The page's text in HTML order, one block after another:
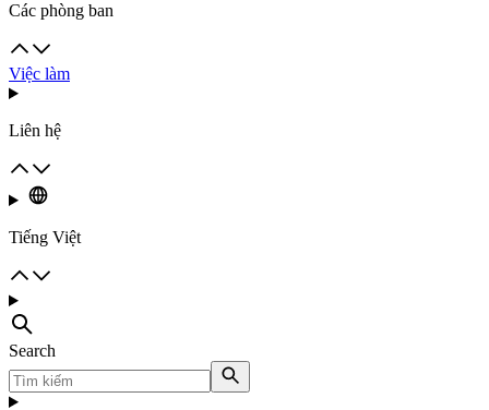
Các phòng ban
Việc làm
Liên hệ
Tiếng Việt
Search